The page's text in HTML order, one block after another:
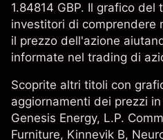
1.84814 GBP. Il grafico
investitori di comprendere
il prezzo dell'azione
informate nel trading di
Scoprite altri titoli con
aggiornamenti dei prezzi
Genesis Energy, L.P.
Furniture, Kinnevik B,